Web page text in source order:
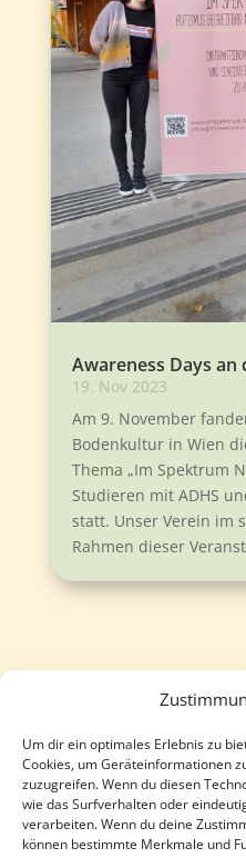
Um dir ein optimales Erlebnis zu
Cookies, um Geräteinformationen
zuzugreifen. Wenn du diesen
wie das Surfverhalten oder
verarbeiten. Wenn du deine
können bestimmte Merkmale und
Awareness Days an
19. Nov 2023
Am 9. November
Bodenkultur in Wien
Thema „Im Spektrum
Studieren mit ADHS
statt. Unser Verein im
Rahmen dieser
Follow